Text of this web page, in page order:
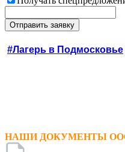
#Лагерь в Подмосковье
НАШИ ДОКУМЕНТЫ